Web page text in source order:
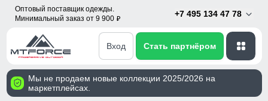
Оптовый поставщик одежды.
Минимальный заказ от 9 900 p
+7 495 134 47 78
Вход Стать партнёром
Мы не продаем новые коллекции 2025/2026 на
маркетплейсах.